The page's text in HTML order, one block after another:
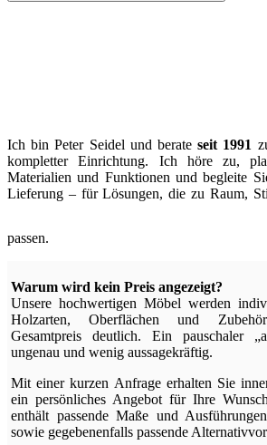
Ich bin Peter Seidel und berateseit 1991
kompletter Einrichtung. Ich höre zu,
Materialien und Funktionen und begleite
Lieferung – für Lösungen, die zu Raum,
passen.
Warum wird kein Preis angezeigt?
Unsere hochwertigen Möbel werden
Holzarten, Oberflächen und
Gesamtpreis deutlich. Ein pauschaler
ungenau und wenig aussagekräftig.
Mit einer kurzen Anfrage erhalten Sie
ein persönliches Angebot für Ihre
enthält passende Maße und
sowie gegebenenfalls passende